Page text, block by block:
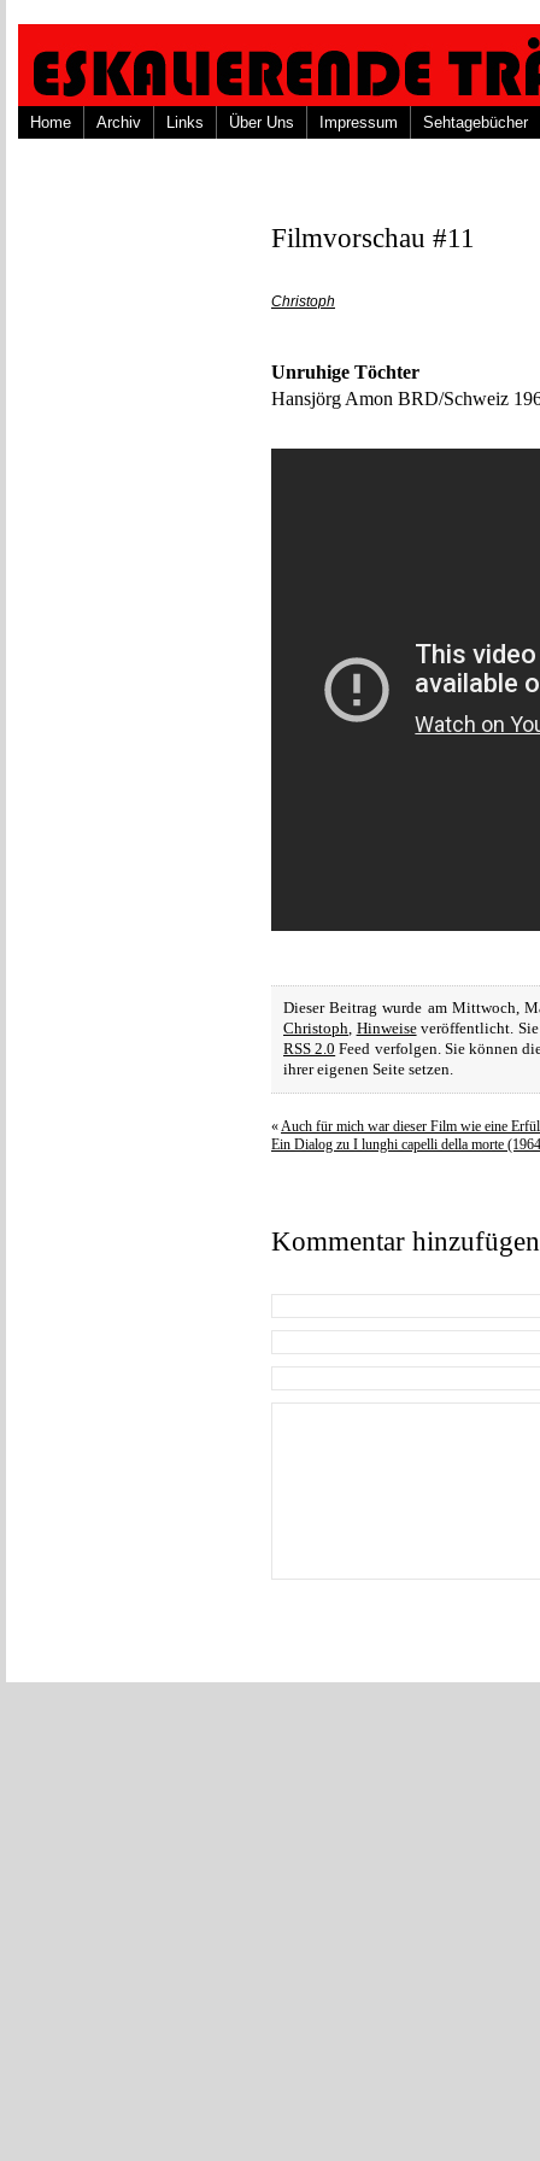
Home Archiv Links Über Uns Impressum Sehtagebücher
Filmvorschau #11
Christoph
Unruhige Töchter
Hansjörg Amon BRD/Schweiz
Dieser Beitrag wurde am Mittwoch,
Christoph, Hinweiseveröffentlicht. Sie
RSS 2.0 Feed verfolgen. Sie können
ihrer eigenen Seite setzen.
«Auch für mich war dieser Film wie eine
Ein Dialog zu I lunghi capelli della morte
Kommentar hinzufügen